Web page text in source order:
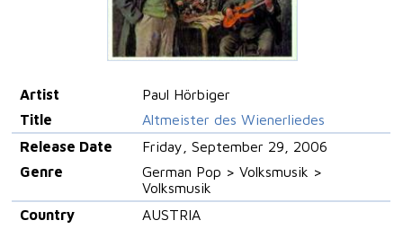
Artist
Paul Hörbiger
Title
Altmeister des Wienerliedes
Release Date
Friday, September 29, 2006
Genre
German Pop > Volksmusik >
Volksmusik
Country
AUSTRIA